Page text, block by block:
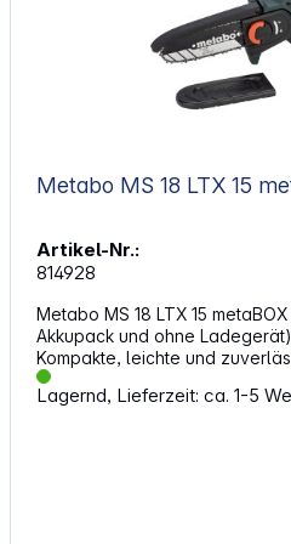
Metabo MS 18 LTX 15
Artikel-Nr.:
814928
Metabo MS 18 LTX 15
Akkupack und ohne
Kompakte, leichte und
für den Beschnitt von Bäumen
die Gartenpflege Hohe und konstante
Lagernd, Lieferzeit: ca. 1-5